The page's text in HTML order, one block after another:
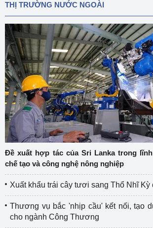
THỊ TRƯỜNG NƯỚC NGOÀI
Đề xuất hợp tác của Sri Lanka trong
chế tạo và công nghệ nông nghiệp
Xuất khẩu trái cây tươi sang Thổ Nhĩ Kỳ
Thương vụ bắc 'nhịp cầu' kết nối, tạo
cho ngành Công Thương